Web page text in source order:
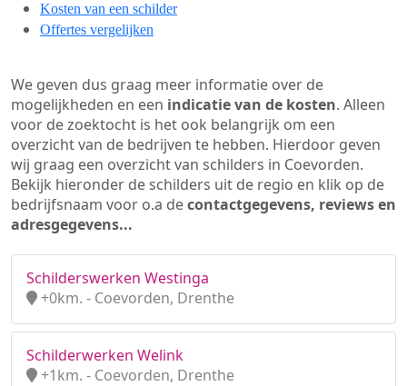
Kosten van een schilder
Offertes vergelijken
We geven dus graag meer informatie over de
mogelijkheden en een indicatie van de kosten. Alleen
voor de zoektocht is het ook belangrijk om een
overzicht van de bedrijven te hebben. Hierdoor geven
wij graag een overzicht van schilders in Coevorden.
Bekijk hieronder de schilders uit de regio en klik op de
bedrijfsnaam voor o.a decontactgegevens, reviews en
adresgegevens...
Schilderswerken Westinga
+0km. - Coevorden, Drenthe
Schilderwerken Welink
+1km. - Coevorden, Drenthe